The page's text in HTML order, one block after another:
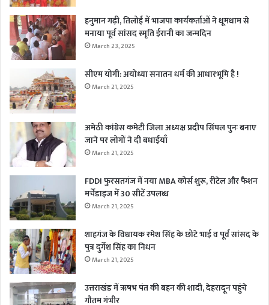
हनुमान गढ़ी, तिलोई में भाजपा कार्यकर्ताओं ने धूमधाम से
मनाया पूर्व सांसद स्मृति ईरानी का जन्मदिन
March 23, 2025
सीएम योगी: अयोध्या सनातन धर्म की आधारभूमि है !
March 21, 2025
अमेठी कांग्रेस कमेटी जिला अध्यक्ष प्रदीप सिंघल पुनः बनाए
जाने पर लोगों ने दी बधाईयाँ
March 21, 2025
FDDI फुरसतगंज में नया MBA कोर्स शुरू, रीटेल और फैशन
मर्चेंडाइज में 30 सीटें उपलब्ध
March 21, 2025
शाहगंज के विधायक रमेश सिंह के छोटे भाई व पूर्व सांसद के
पुत्र दुर्गेश सिंह का निधन
March 21, 2025
उत्तराखंड में ऋषभ पंत की बहन की शादी, देहरादून पहुंचे
गौतम गंभीर